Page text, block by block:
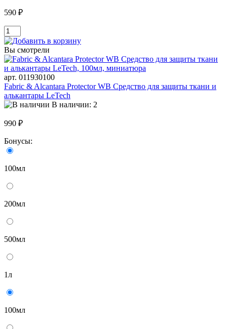
590 ₽
Вы смотрели
арт. 011930100
Fabric & Alcantara Protector WB Средство для защиты ткани и
алькантары LeTech
В наличии: 2
990 ₽
Бонусы:
100мл
200мл
500мл
1л
100мл